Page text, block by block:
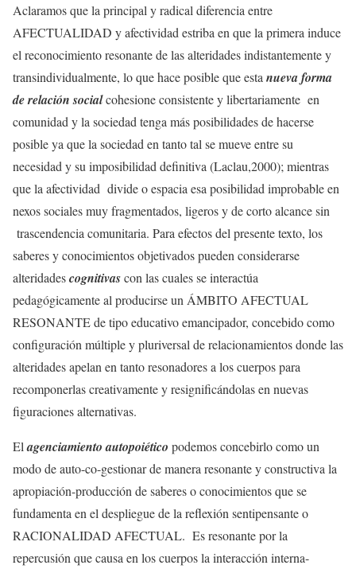
Aclaramos que la principal y radical diferencia entre
AFECTUALIDAD y afectividad estriba en que la primera induce
el reconocimiento resonante de las alteridades indistantemente y
transindividualmente, lo que hace posible que estanueva forma
de relación socialcohesione consistente y libertariamente en
comunidad y la sociedad tenga más posibilidades de hacerse
posible ya que la sociedad en tanto tal se mueve entre su
necesidad y su imposibilidad definitiva (Laclau,2000); mientras
que la afectividad divide o espacia esa posibilidad improbable en
nexos sociales muy fragmentados, ligeros y de corto alcance sin
trascendencia comunitaria. Para efectos del presente texto, los
saberes y conocimientos objetivados pueden considerarse
alteridadescognitivascon las cuales se interactúa
pedagógicamente al producirse un ÁMBITO AFECTUAL
RESONANTE de tipo educativo emancipador, concebido como
configuración múltiple y pluriversal de relacionamientos donde las
alteridades apelan en tanto resonadores a los cuerpos para
recomponerlas creativamente y resignificándolas en nuevas
figuraciones alternativas.
Elagenciamiento autopoiético podemos concebirlo como un
modo de auto-co-gestionar de manera resonante y constructiva la
apropiación-producción de saberes o conocimientos que se
fundamenta en el despliegue de la reflexión sentipensante o
RACIONALIDAD AFECTUAL. Es resonante por la
repercusión que causa en los cuerpos la interacción interna-